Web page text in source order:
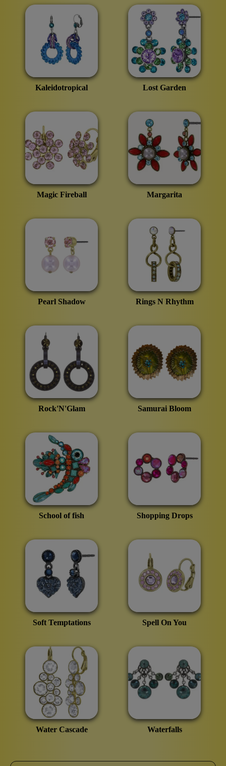
Kaleidotropical Lost Garden
Magic Fireball Margarita
Pearl Shadow Rings N Rhythm
Rock'N'Glam Samurai Bloom
School of fish Shopping Drops
Soft Temptations Spell On You
Water Cascade Waterfalls